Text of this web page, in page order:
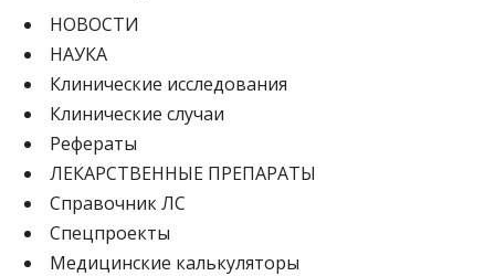
НОВОСТИ
НАУКА
Клинические исследования
Клинические случаи
Рефераты
ЛЕКАРСТВЕННЫЕ ПРЕПАРАТЫ
Cправочник ЛС
Спецпроекты
Медицинские калькуляторы